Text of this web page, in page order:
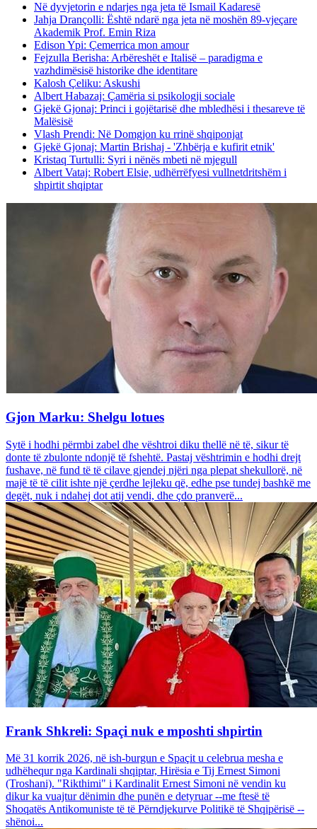
Në dyvjetorin e ndarjes nga jeta të Ismail Kadaresë
Jahja Drançolli: Është ndarë nga jeta në moshën 89-vjeçare
Akademik Prof. Emin Riza
Edison Ypi: Çemerrica mon amour
Fejzulla Berisha: Arbëreshët e Italisë – paradigma e
vazhdimësisë historike dhe identitare
Kalosh Çeliku: Askushi
Albert Habazaj: Çamëria si psikologji sociale
Gjekë Gjonaj: Princi i gojëtarisë dhe mbledhësi i thesareve të
Malësisë
Vlash Prendi: Në Domgjon ku rrinë shqiponjat
Gjekë Gjonaj: Martin Brishaj - 'Zhbërja e kufirit etnik'
Kristaq Turtulli: Syri i nënës mbeti në mjegull
Albert Vataj: Robert Elsie, udhërrëfyesi vullnetdritshëm i
shpirtit shqiptar
Gjon Marku: Shelgu lotues
Sytë i hodhi përmbi zabel dhe vështroi diku thellë në të, sikur të
donte të zbulonte ndonjë të fshehtë. Pastaj vështrimin e hodhi drejt
fushave, në fund të të cilave gjendej njëri nga plepat shekullorë, në
majë të të cilit ishte një çerdhe lejleku që, edhe pse tundej bashkë me
degët, nuk i ndahej dot atij vendi, dhe çdo pranverë...
Frank Shkreli: Spaçi nuk e mposhti shpirtin
Më 31 korrik 2026, në ish-burgun e Spaçit u celebrua mesha e
udhëhequr nga Kardinali shqiptar, Hirësia e Tij Ernest Simoni
(Troshani). "Rikthimi" i Kardinalit Ernest Simoni në vendin ku
dikur ka vuajtur dënimin dhe punën e detyruar --me ftesë të
Shoqatës Antikomuniste të të Përndjekurve Politikë të Shqipërisë --
shënoi...